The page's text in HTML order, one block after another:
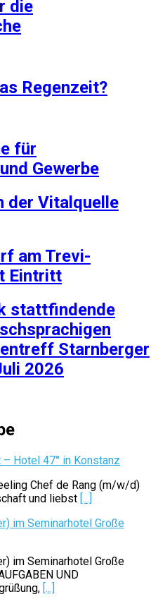
die
Regenzeit?
für
Gewerbe
der Vitalquelle
am Trevi-
Eintritt
stattfindende
Starnberger
2026
Hotel 47° in Konstanz
Chef de Rang (m/w/d)
und liebst [...]
im Seminarhotel Große
im Seminarhotel Große
UND
[...]